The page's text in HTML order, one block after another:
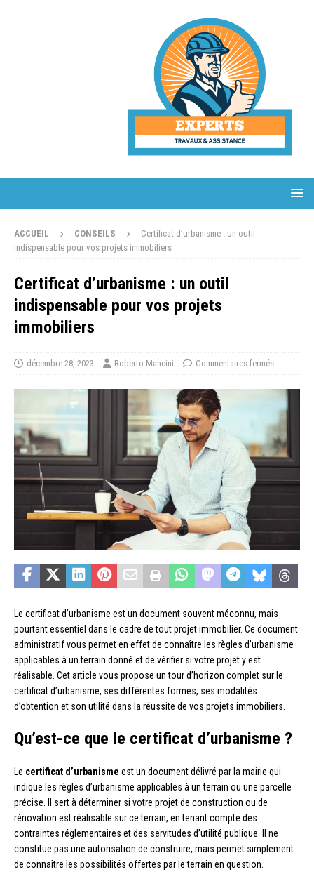
ACCUEIL CONSEILS
Certificat d’urbanisme : un outil
indispensable pour vos projets immobiliers
Certificat d’urbanisme : un outil
indispensable pour vos projets
immobiliers
décembre 28, 2023 Roberto Mancini Commentaires fermés
Le certificat d’urbanisme est un document souvent méconnu, mais
pourtant essentiel dans le cadre de tout projet immobilier. Ce document
administratif vous permet en effet de connaître les règles d’urbanisme
applicables à un terrain donné et de vérifier si votre projet y est
réalisable. Cet article vous propose un tour d’horizon complet sur le
certificat d’urbanisme, ses différentes formes, ses modalités
d’obtention et son utilité dans la réussite de vos projets immobiliers.
Qu’est-ce que le certificat d’urbanisme ?
Le certificat d’urbanisme est un document délivré par la mairie qui
indique les règles d’urbanisme applicables à un terrain ou une parcelle
précise. Il sert à déterminer si votre projet de construction ou de
rénovation est réalisable sur ce terrain, en tenant compte des
contraintes réglementaires et des servitudes d’utilité publique. Il ne
constitue pas une autorisation de construire, mais permet simplement
de connaître les possibilités offertes par le terrain en question.